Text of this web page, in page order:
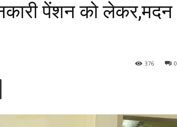
पेंशन को लेकर,मदन
0
376